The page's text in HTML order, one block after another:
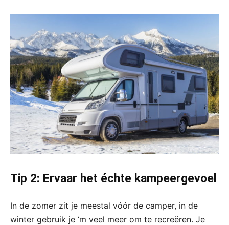
Tip 2: Ervaar het échte kampeergevoel
In de zomer zit je meestal vóór de camper, in de
winter gebruik je ‘m veel meer om te recreëren. Je